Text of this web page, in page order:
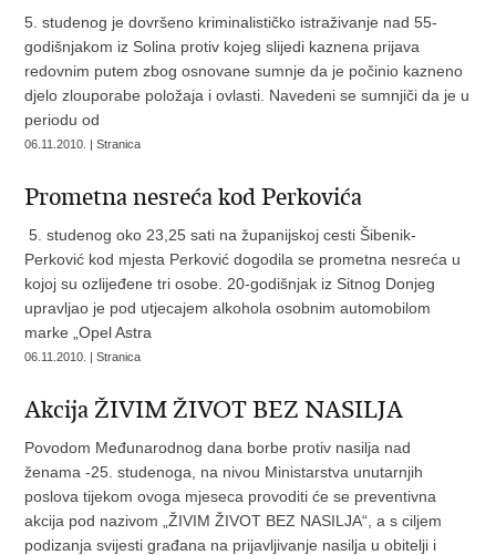
5. studenog je dovršeno kriminalističko istraživanje nad 55-
godišnjakom iz Solina protiv kojeg slijedi kaznena prijava
redovnim putem zbog osnovane sumnje da je počinio kazneno
djelo zlouporabe položaja i ovlasti. Navedeni se sumnjiči da je u
periodu od
06.11.2010. | Stranica
Prometna nesreća kod Perkovića
5. studenog oko 23,25 sati na županijskoj cesti Šibenik-
Perković kod mjesta Perković dogodila se prometna nesreća u
kojoj su ozlijeđene tri osobe. 20-godišnjak iz Sitnog Donjeg
upravljao je pod utjecajem alkohola osobnim automobilom
marke „Opel Astra
06.11.2010. | Stranica
Akcija ŽIVIM ŽIVOT BEZ NASILJA
Povodom Međunarodnog dana borbe protiv nasilja nad
ženama -25. studenoga, na nivou Ministarstva unutarnjih
poslova tijekom ovoga mjeseca provoditi će se preventivna
akcija pod nazivom „ŽIVIM ŽIVOT BEZ NASILJA“, a s ciljem
podizanja svijesti građana na prijavljivanje nasilja u obitelji i